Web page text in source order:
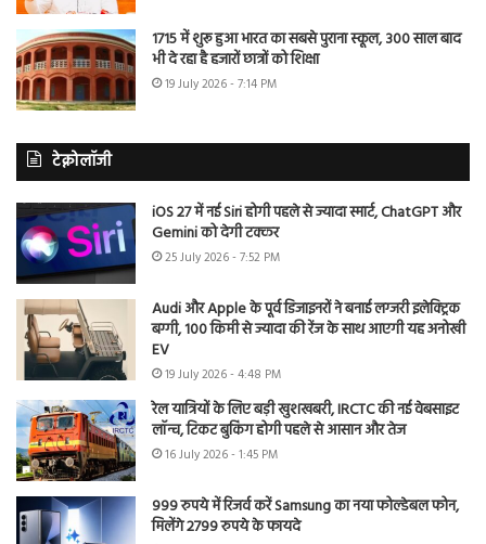
1715 में शुरू हुआ भारत का सबसे पुराना स्कूल, 300 साल बाद
भी दे रहा है हजारों छात्रों को शिक्षा
19 July 2026 - 7:14 PM
टेक्नोलॉजी
iOS 27 में नई Siri होगी पहले से ज्यादा स्मार्ट, ChatGPT और
Gemini को देगी टक्कर
25 July 2026 - 7:52 PM
Audi और Apple के पूर्व डिजाइनरों ने बनाई लग्जरी इलेक्ट्रिक
बग्गी, 100 किमी से ज्यादा की रेंज के साथ आएगी यह अनोखी
EV
19 July 2026 - 4:48 PM
रेल यात्रियों के लिए बड़ी खुशखबरी, IRCTC की नई वेबसाइट
लॉन्च, टिकट बुकिंग होगी पहले से आसान और तेज
16 July 2026 - 1:45 PM
999 रुपये में रिजर्व करें Samsung का नया फोल्डेबल फोन,
मिलेंगे 2799 रुपये के फायदे